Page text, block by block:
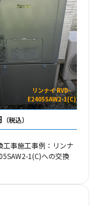
リンナイ RVD-
E2405SAW2-1(C)
（税込）
工事施工事例：リンナ
1(C)への交換